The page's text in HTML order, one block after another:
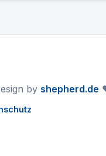
by shepherd.de